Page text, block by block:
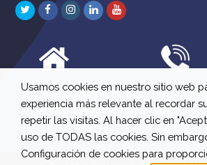
TwitterFacebook
Instagram
LinkedInYoutube
C/ Río Jordán 7 bajo
A 28981 Parla Madrid
647 630
661 73
613 22 15
Usamos cookies en nuestro sitio web
experiencia más relevante al recordar
repetir las visitas. Al hacer clic en
uso de TODAS las cookies. Sin
Configuración de cookies para